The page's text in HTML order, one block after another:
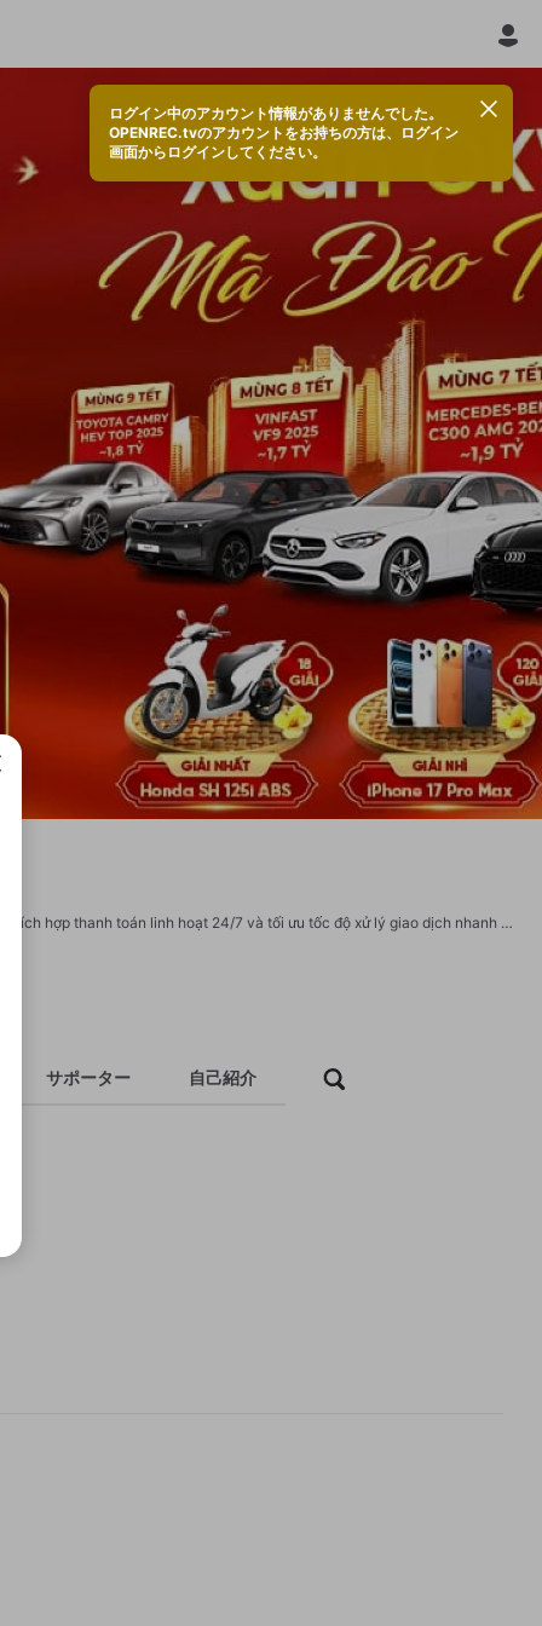
ログイン中のアカウント情報がありませんでした。
OPENREC.tvのアカウントをお持ちの方は、ログイン
画面からログインしてください。
fly88 là nền tảng cá cược online vận hành ổn định, chú trọng minh bạch thông tin, tích hợp thanh toán linh hoạt 24/7 và tối ưu tốc độ xử lý giao dịch nhanh chóng. Thương Hiệu: FLY88 Website: https://fly88.movie/ Địa Chỉ: 46A Đ. Số 4, khu phố 5, Bình Tân, Thành phố Hồ Chí Minh, Việt Nam Số Điện Thoại: 0867785679 Email: support@fly88.movie Hashtags: #FLY88 #NhaCaiFLY88 #fly88.movie #DangNhapFLY88 #LinkFLY88 Danh Mục FLY88 https://fly88.movie/fly88-the-thao/ https://fly88.movie/fly88-casino/ https://fly88.movie/fly88-xo-so/ https://fly88.movie/fly88-no-hu/ https://fly88.movie/fly88-ban-ca/
サポーター 自己紹介